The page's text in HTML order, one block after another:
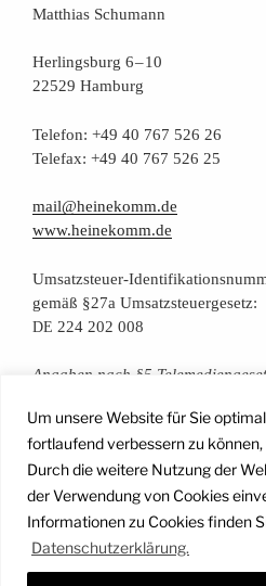
Um unsere Website für Sie
fortlaufend verbessern zu
Durch die weitere Nutzung der
der Verwendung von Cookies
Informationen zu Cookies finden
Datenschutzerklärung.
Mat­thi­as Schumann
Her­lings­burg 6 – 10
22529 Hamburg
Tele­fon: +49 40 767 526 26
Tele­fax: +49 40 767 526 25
mail@heinekomm.de
www.heinekomm.de
Umsatz­steu­er-
gemäß §27a Umsatzsteuergesetz:
DE 224 202 008
Anga­ben nach §5
Daten­schutz­er­klä­rung
FacebookInstagramYouTube